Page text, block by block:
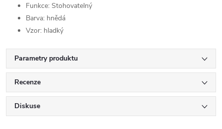
Funkce: Stohovatelný
Barva: hnědá
Vzor: hladký
Parametry produktu
Recenze
Diskuse